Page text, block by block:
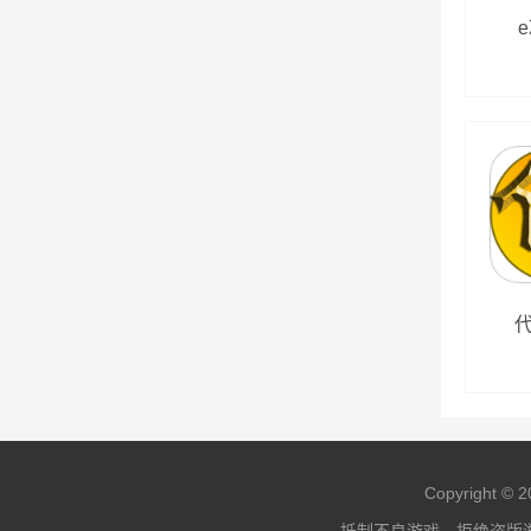
Copyright ©